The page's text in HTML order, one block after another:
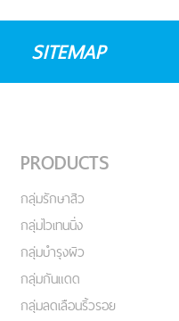
SITEMAP
PRODUCTS
กลุ่มรักษาสิว
กลุ่มไวเทนนิ่ง
กลุ่มบำรุงผิว
กลุ่มกันแดด
กลุ่มลดเลือนริ้วรอย